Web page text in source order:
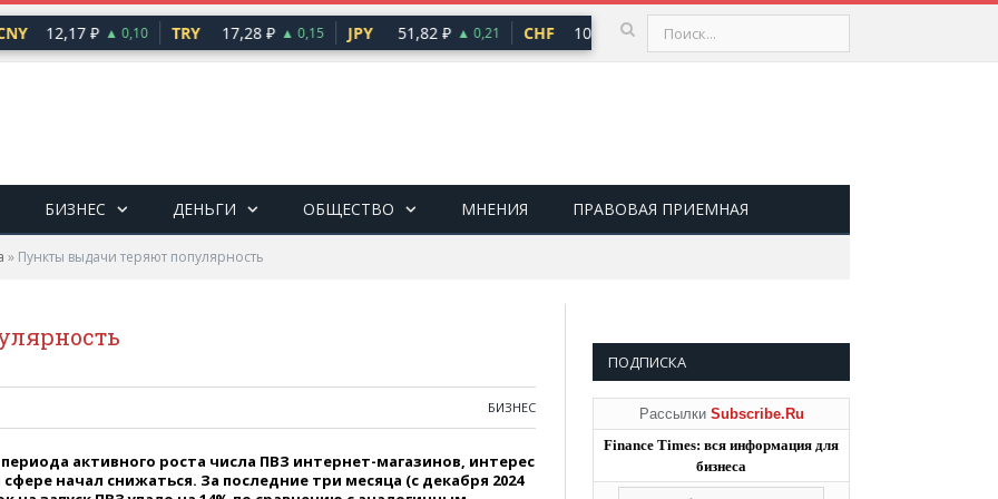
12,17 ₽ ▲ 0,10 TRY 17,28 ₽ ▲ 0,15 JPY 51,82 ₽ ▲ 0,21 CHF 101,30 ₽ ▲ 0,64 USD
БИЗНЕС ДЕНЬГИ ОБЩЕСТВО МНЕНИЯ ПРАВОВАЯ ПРИЕМНАЯ
» Пункты выдачи теряют популярность
БИЗНЕС
активного роста числа ПВЗ интернет-магазинов, интерес
сфере начал снижаться. За последние три месяца (с декабря 2024
ПОДПИСКА
Рассылки Subscribe.Ru
Finance Times: вся информация для
бизнеса